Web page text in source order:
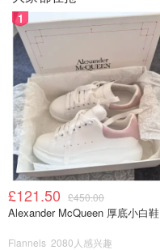
1
£121.50 £450.00
Alexander McQueen 厚底小白鞋
Flannels 2080人感兴趣